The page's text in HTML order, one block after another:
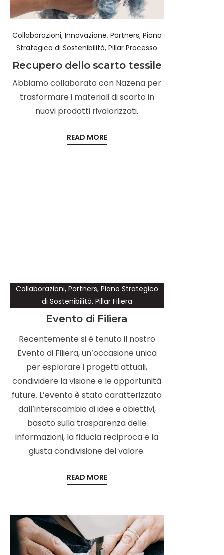
Collaborazioni, Innovazione, Partners, Piano
Strategico di Sostenibilità, Pillar Processo
Recupero dello scarto tessile
Abbiamo collaborato con Nazena per
trasformare i materiali di scarto in
nuovi prodotti rivalorizzati.
READ MORE
Collaborazioni, Partners, Piano Strategico
di Sostenibilità, Pillar Filiera
Evento di Filiera
Recentemente si è tenuto il nostro
Evento di Filiera, un’occasione unica
per esplorare i progetti attuali,
condividere la visione e le opportunità
future. L’evento è stato caratterizzato
dall’interscambio di idee e obiettivi,
basato sulla trasparenza delle
informazioni, la fiducia reciproca e la
giusta condivisione del valore.
READ MORE